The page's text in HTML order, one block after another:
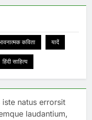
कविता यादें
हिंदी साहित्य
natus errorsit
laudantium,